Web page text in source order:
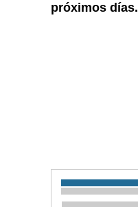
próximos días.